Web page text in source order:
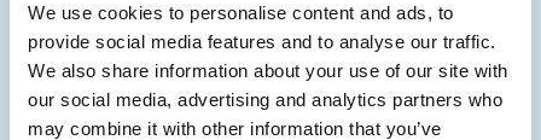
We use cookies to personalise content and ads, to
provide social media features and to analyse our traffic.
We also share information about your use of our site with
our social media, advertising and analytics partners who
may combine it with other information that you’ve